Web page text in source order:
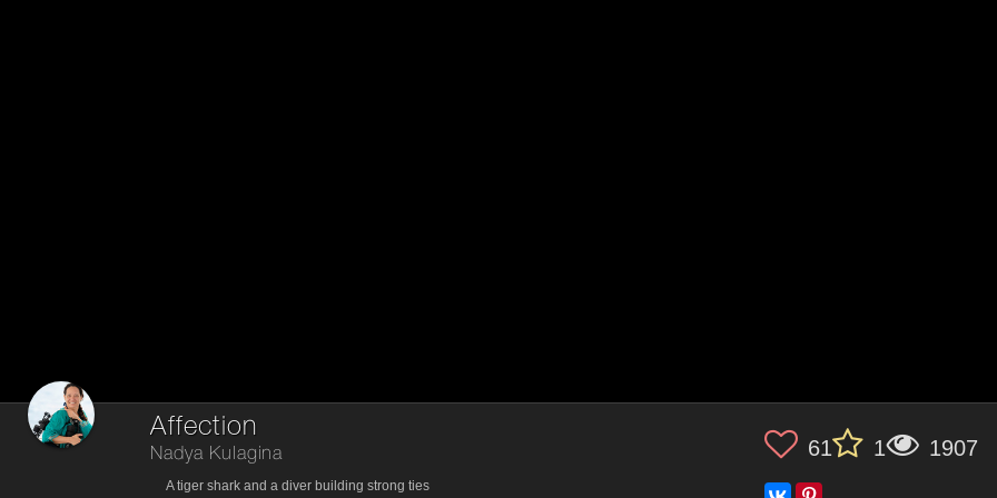
Affection
Nadya Kulagina
A tiger shark and a diver building strong ties
61 1 1907